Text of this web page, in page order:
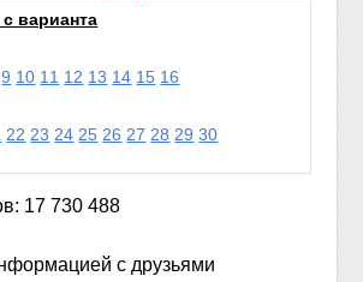
варианта
9 10 11 12 13 14 15 16
22 23 24 25 26 27 28 29 30
17 730 488
с друзьями